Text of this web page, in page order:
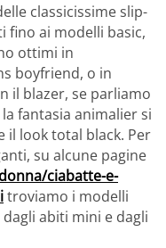
classicissime slip-
fino ai modelli basic,
ottimi in
boyfriend, o in
il blazer, se parliamo
fantasia animalier si
il look total black. Per
su alcune pagine
ciabatte-e-
troviamo i modelli
abiti mini e dagli